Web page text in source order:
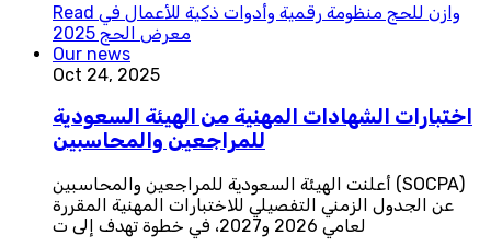
Read وازن للحج منظومة رقمية وأدوات ذكية للأعمال في
معرض الحج 2025
Our news
Oct 24, 2025
اختبارات الشهادات المهنية من الهيئة السعودية
للمراجعين والمحاسبين
أعلنت الهيئة السعودية للمراجعين والمحاسبين (SOCPA)
عن الجدول الزمني التفصيلي للاختبارات المهنية المقررة
لعامي 2026 و2027، في خطوة تهدف إلى ت